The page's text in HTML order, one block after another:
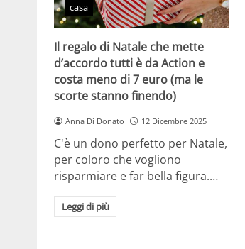
casa
Il regalo di Natale che mette
d’accordo tutti è da Action e
costa meno di 7 euro (ma le
scorte stanno finendo)
Anna Di Donato 12 Dicembre 2025
C'è un dono perfetto per Natale,
per coloro che vogliono
risparmiare e far bella figura.…
Leggi di più